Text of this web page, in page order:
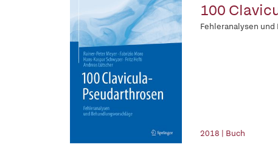
100
Fehleranalysen
2018 | Buch